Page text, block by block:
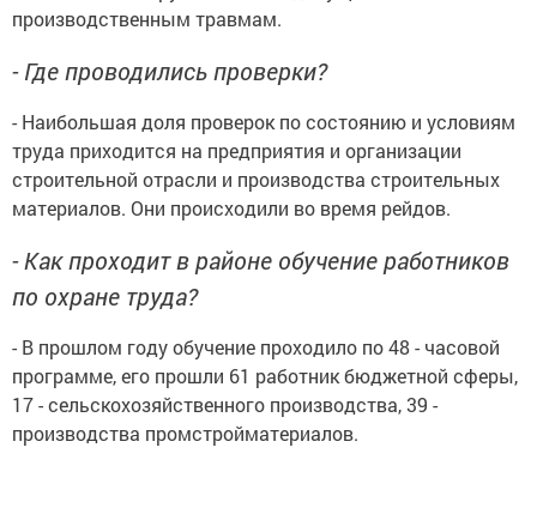
производственным травмам.
- Где проводились проверки?
- Наибольшая доля проверок по состоянию и условиям
труда приходится на предприятия и организации
строительной отрасли и производства строительных
материалов. Они происходили во время рейдов.
- Как проходит в районе обучение работников
по охране труда?
- В прошлом году обучение проходило по 48 - часовой
программе, его прошли 61 работник бюджетной сферы,
17 - сельскохозяйственного производства, 39 -
производства промстройматериалов.